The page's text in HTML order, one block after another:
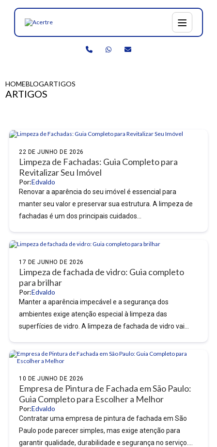
HOMEBLOGARTIGOS
ARTIGOS
Limpeza de Fachadas: Guia Completo para
Revitalizar Seu Imóvel
22 DE JUNHO DE 2026
Por:Edvaldo
Renovar a aparência do seu imóvel é essencial para
manter seu valor e preservar sua estrutura. A limpeza de
fachadas é um dos principais cuidados...
Limpeza de fachada de vidro: Guia completo
para brilhar
17 DE JUNHO DE 2026
Por:Edvaldo
Manter a aparência impecável e a segurança dos
ambientes exige atenção especial à limpeza das
superfícies de vidro. A limpeza de fachada de vidro vai...
Empresa de Pintura de Fachada em São Paulo:
Guia Completo para Escolher a Melhor
10 DE JUNHO DE 2026
Por:Edvaldo
Contratar uma empresa de pintura de fachada em São
Paulo pode parecer simples, mas exige atenção para
garantir qualidade, durabilidade e segurança no serviço.